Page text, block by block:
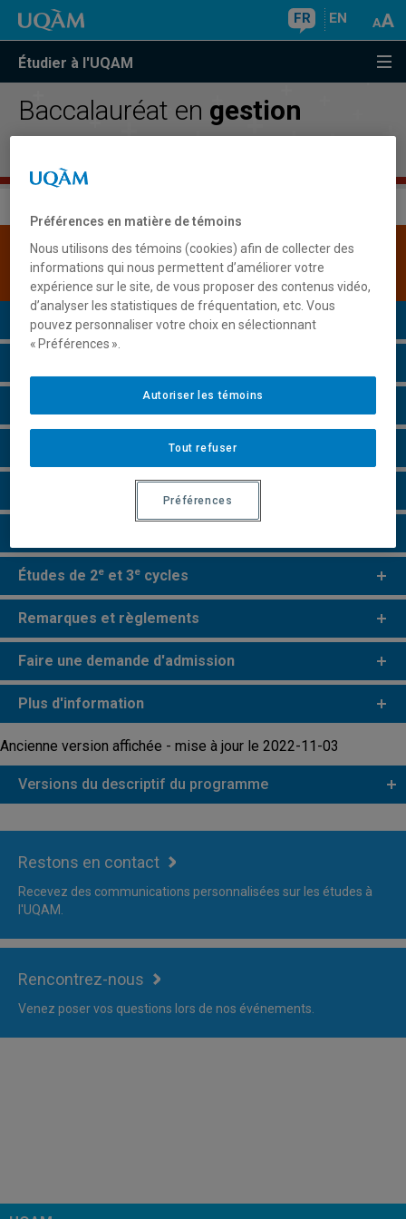
FR EN
Étudier à l'UQAM
Baccalauréat en gestion
Une version plus récente de ce programme est
disponible.Cliquez ici pour la consulter.
Présentation du programme
Cours à suivre et horaires
Grille de cheminement
Études de 2e et 3e cycles
Remarques et règlements
Faire une demande d'admission
Plus d'information
Ancienne version affichée - mise à jour le 2022-11-03
Versions du descriptif du programme
Restons en contact
Recevez des communications personnalisées sur les études à
l'UQAM.
Rencontrez-nous
Venez poser vos questions lors de nos événements.
Préférences en matière de témoins
Nous utilisons des témoins (cookies) afin de collecter des
informations qui nous permettent d’améliorer votre
expérience sur le site, de vous proposer des contenus vidéo,
d’analyser les statistiques de fréquentation, etc. Vous
pouvez personnaliser votre choix en sélectionnant
« Préférences ».
Tout refuser
Autoriser les témoins
Préférences